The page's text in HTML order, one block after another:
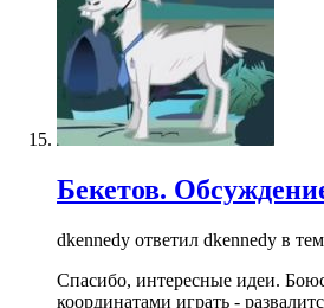
Бекетов.
dkennedy ответил dkennedy в
Спасибо, интересные идеи.
координатами играть -